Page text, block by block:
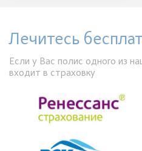
Лечитесь
Если у Вас полис одного из
входит в страховку